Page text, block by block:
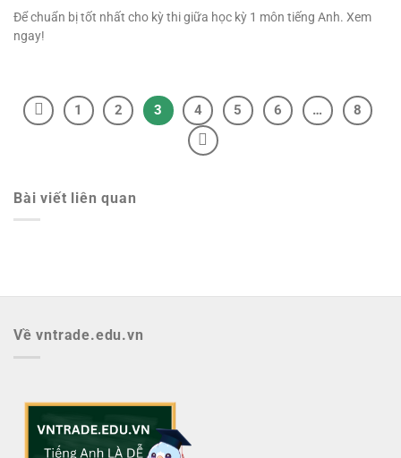
Để chuẩn bị tốt nhất cho kỳ thi giữa học kỳ 1 môn tiếng Anh. Xem
ngay!
1 2 3 4 5 6 … 8
Bài viết liên quan
Về vntrade.edu.vn